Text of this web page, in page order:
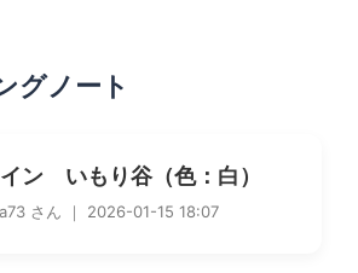
グノート
ン いもり谷（色：白）
さん ｜ 2026-01-15 18:07